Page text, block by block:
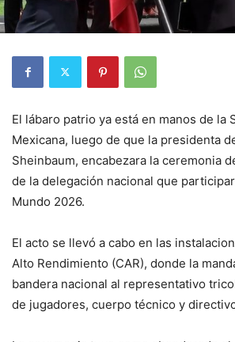
El lábaro patrio ya está en manos de la
Mexicana, luego de que la presidenta
Sheinbaum, encabezara la ceremonia
de la delegación nacional que
Mundo 2026.
El acto se llevó a cabo en las
Alto Rendimiento (CAR), donde la
bandera nacional al representativo
de jugadores, cuerpo técnico y